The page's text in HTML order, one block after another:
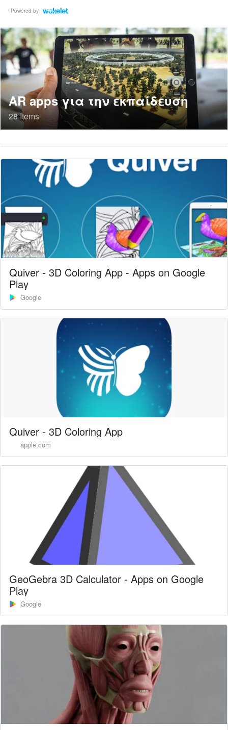
Powered by
AR apps για την εκπαίδευση
28 Items
Quiver - 3D Coloring App - Apps on Google
Play
Google
‎Quiver - 3D Coloring App
apple.com
GeoGebra 3D Calculator - Apps on Google
Play
Google